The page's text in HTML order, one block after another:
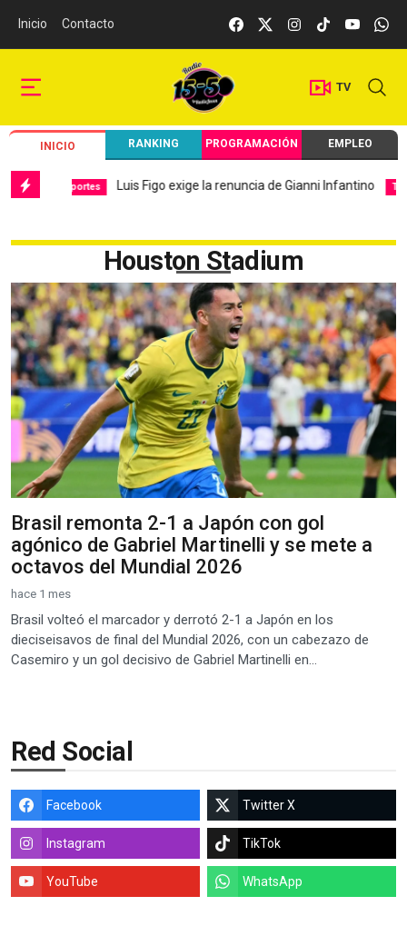
Inicio Contacto
TV
INICIO RANKING PROGRAMACIÓN EMPLEO
Deportes Luis Figo exige la renuncia de Gianni Infantino
Houston Stadium
Brasil remonta 2-1 a Japón con gol
agónico de Gabriel Martinelli y se mete a
octavos del Mundial 2026
hace 1 mes
Brasil volteó el marcador y derrotó 2-1 a Japón en los
dieciseisavos de final del Mundial 2026, con un cabezazo de
Casemiro y un gol decisivo de Gabriel Martinelli en...
Red Social
Facebook Twitter X
Instagram TikTok
YouTube WhatsApp